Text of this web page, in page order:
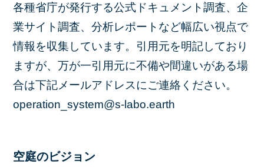
各種省庁が発行する公式ドキュメント調査、企
業サイト調査、分析レポートなど幅広い視点で
情報を収集しています。引用元を明記しており
ますが、万が一引用元に不備や間違いがある場
合は下記メールアドレスにご連絡ください。
operation_system@s-labo.earth
空庭のビジョン